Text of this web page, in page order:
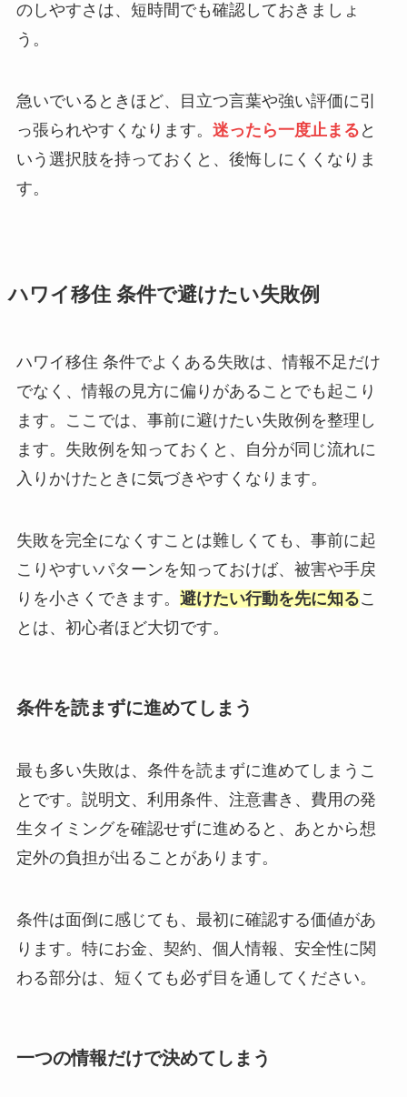
のしやすさは、短時間でも確認しておきましょ
う。
急いでいるときほど、目立つ言葉や強い評価に引
っ張られやすくなります。 迷ったら一度止まる と
いう選択肢を持っておくと、後悔しにくくなりま
す。
ハワイ移住 条件で避けたい失敗例
ハワイ移住 条件でよくある失敗は、情報不足だけ
でなく、情報の見方に偏りがあることでも起こり
ます。ここでは、事前に避けたい失敗例を整理し
ます。失敗例を知っておくと、自分が同じ流れに
入りかけたときに気づきやすくなります。
失敗を完全になくすことは難しくても、事前に起
こりやすいパターンを知っておけば、被害や手戻
りを小さくできます。 避けたい行動を先に知るこ
とは、初心者ほど大切です。
条件を読まずに進めてしまう
最も多い失敗は、条件を読まずに進めてしまうこ
とです。説明文、利用条件、注意書き、費用の発
生タイミングを確認せずに進めると、あとから想
定外の負担が出ることがあります。
条件は面倒に感じても、最初に確認する価値があ
ります。特にお金、契約、個人情報、安全性に関
わる部分は、短くても必ず目を通してください。
一つの情報だけで決めてしまう